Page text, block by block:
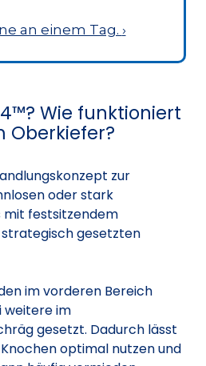
an einem Tag. ›
Wie funktioniert
Oberkiefer?
zur
oder stark
mit festsitzendem
gesetzten
im vorderen Bereich
weitere im
gesetzt. Dadurch lässt
optimal nutzen und